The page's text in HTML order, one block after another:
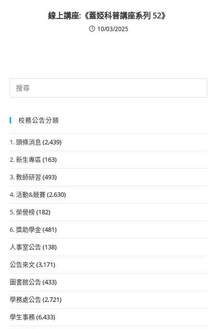
線上講座:《蓋婭科普講座系列 52》
10/03/2025
Search
for:
校務公告分類
1. 頭條消息 (2,439)
2. 新生專區 (163)
3. 教師研習 (493)
4. 活動&競賽(2,630)
5. 榮譽榜(182)
6. 獎助學金(481)
人事室公告(138)
公告來文(3,171)
圖書館公告(433)
學務處公告(2,721)
學生事務(6,433)